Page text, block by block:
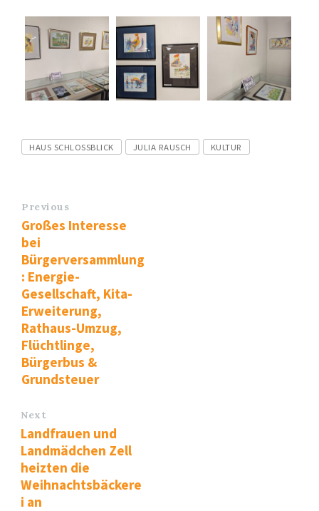
Tags
HAUS SCHLOSSBLICK JULIA RAUSCH KULTUR
Previous
Großes Interesse
bei
Bürgerversammlung
: Energie-
Gesellschaft, Kita-
Erweiterung,
Rathaus-Umzug,
Flüchtlinge,
Bürgerbus &
Grundsteuer
Next
Landfrauen und
Landmädchen Zell
heizten die
Weihnachtsbäckere
i an